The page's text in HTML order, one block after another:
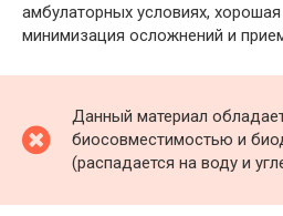
амбулаторных условиях,
минимизация осложнений и
Данный материал
биосовместимостью и
(распадается на воду и